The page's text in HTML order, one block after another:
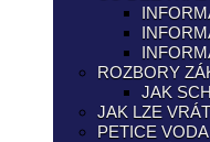
ROZBORY
JAK
JAK LZE
PETICE